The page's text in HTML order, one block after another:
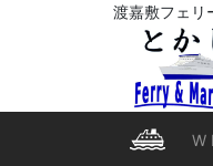
渡嘉敷フェリ
W